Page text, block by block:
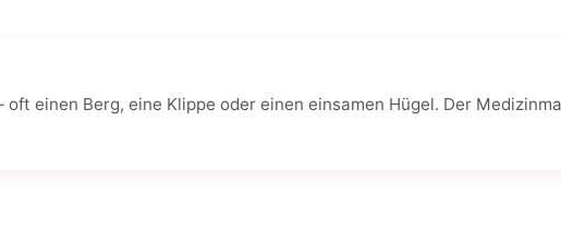
einen Berg, eine Klippe oder einen einsamen Hügel. Der